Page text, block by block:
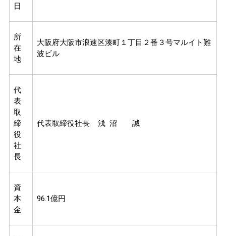
日
所
在
地
大阪府大阪市浪速区湊町１丁目２番３号マルイト難
波ビル
代
表
取
締
役
社
長
代表取締役社長 浅 沼 誠
資
本
金
96.1億円